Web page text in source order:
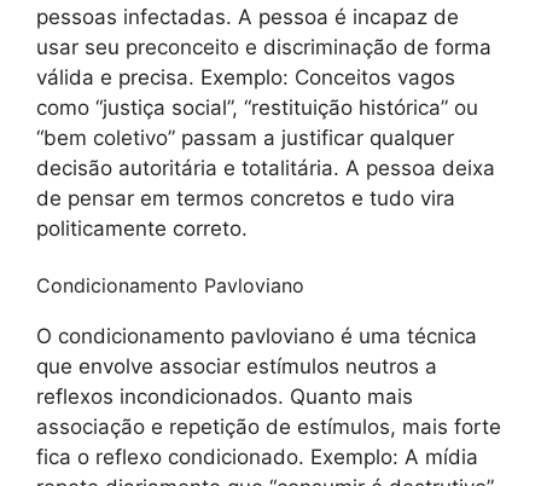
pessoas infectadas. A pessoa é incapaz de
usar seu preconceito e discriminação de forma
válida e precisa. Exemplo: Conceitos vagos
como “justiça social”, “restituição histórica” ou
“bem coletivo” passam a justificar qualquer
decisão autoritária e totalitária. A pessoa deixa
de pensar em termos concretos e tudo vira
politicamente correto.
Condicionamento Pavloviano
O condicionamento pavloviano é uma técnica
que envolve associar estímulos neutros a
reflexos incondicionados. Quanto mais
associação e repetição de estímulos, mais forte
fica o reflexo condicionado. Exemplo: A mídia